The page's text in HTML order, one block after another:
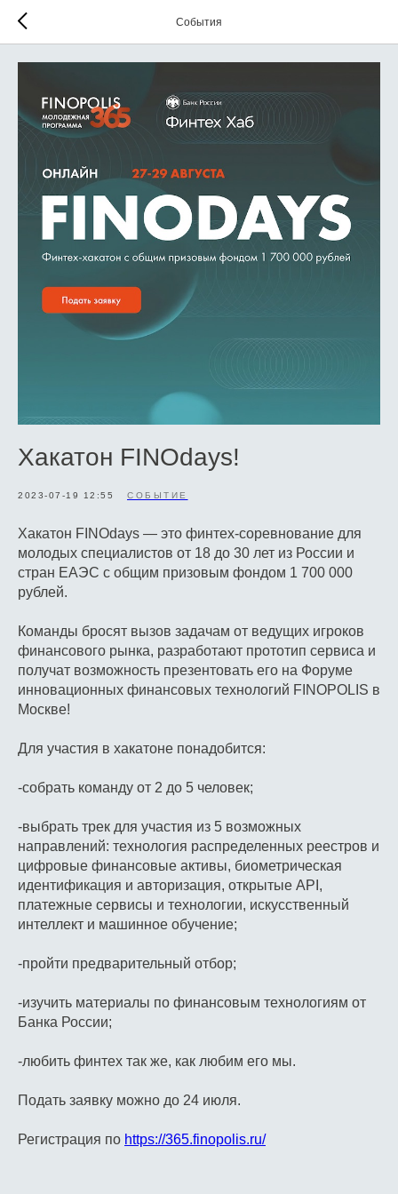
События
Хакатон FINOdays!
2023-07-19 12:55 СОБЫТИЕ
Хакатон FINOdays — это финтех-соревнование для
молодых специалистов от 18 до 30 лет из России и
стран ЕАЭС с общим призовым фондом 1 700 000
рублей.
Команды бросят вызов задачам от ведущих игроков
финансового рынка, разработают прототип сервиса и
получат возможность презентовать его на Форуме
инновационных финансовых технологий FINOPOLIS в
Москве!
Для участия в хакатоне понадобится:
-собрать команду от 2 до 5 человек;
-выбрать трек для участия из 5 возможных
направлений: технология распределенных реестров и
цифровые финансовые активы, биометрическая
идентификация и авторизация, открытые API,
платежные сервисы и технологии, искусственный
интеллект и машинное обучение;
-пройти предварительный отбор;
-изучить материалы по финансовым технологиям от
Банка России;
-любить финтех так же, как любим его мы.
Подать заявку можно до 24 июля.
Регистрация по https://365.finopolis.ru/